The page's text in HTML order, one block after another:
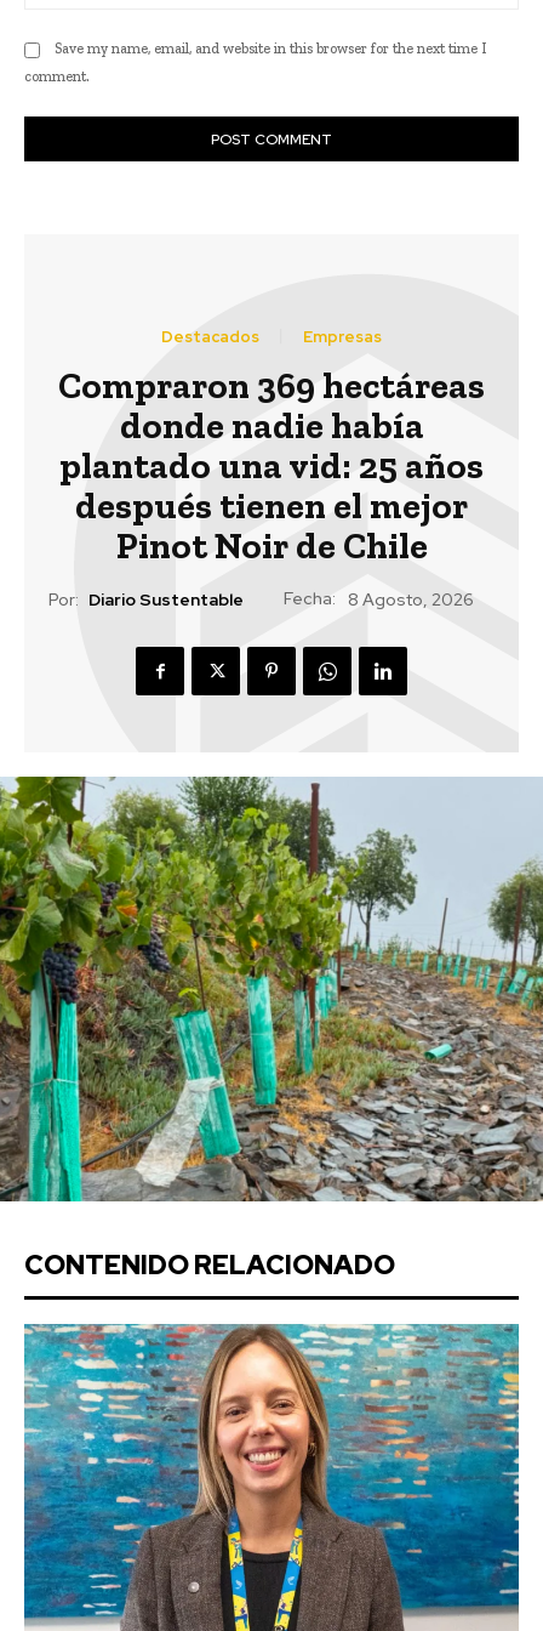
Save my name, email, and website in this browser for the next time I
comment.